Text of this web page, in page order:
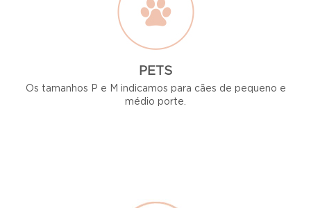
PETS
Os tamanhos P e M indicamos para cães de pequeno e
médio porte.